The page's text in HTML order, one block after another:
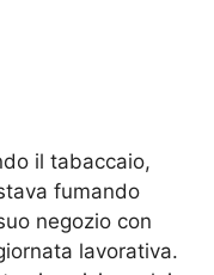
il tabaccaio,
fumando
negozio con
lavorativa.